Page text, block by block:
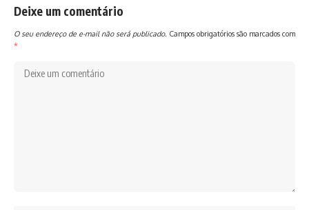
Deixe um comentário
O seu endereço de e-mail não será publicado. Campos obrigatórios são marcados com
*